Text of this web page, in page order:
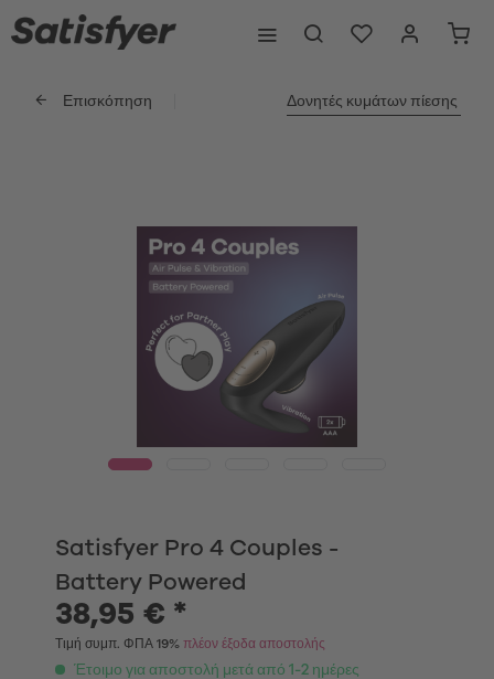
Επισκόπηση Δονητές κυμάτων πίεσης
Satisfyer Pro 4 Couples -
Battery Powered
38,95 € *
Τιμή συμπ. ΦΠΑ 19% πλέον έξοδα αποστολής
Έτοιμο για αποστολή μετά από 1-2 ημέρες